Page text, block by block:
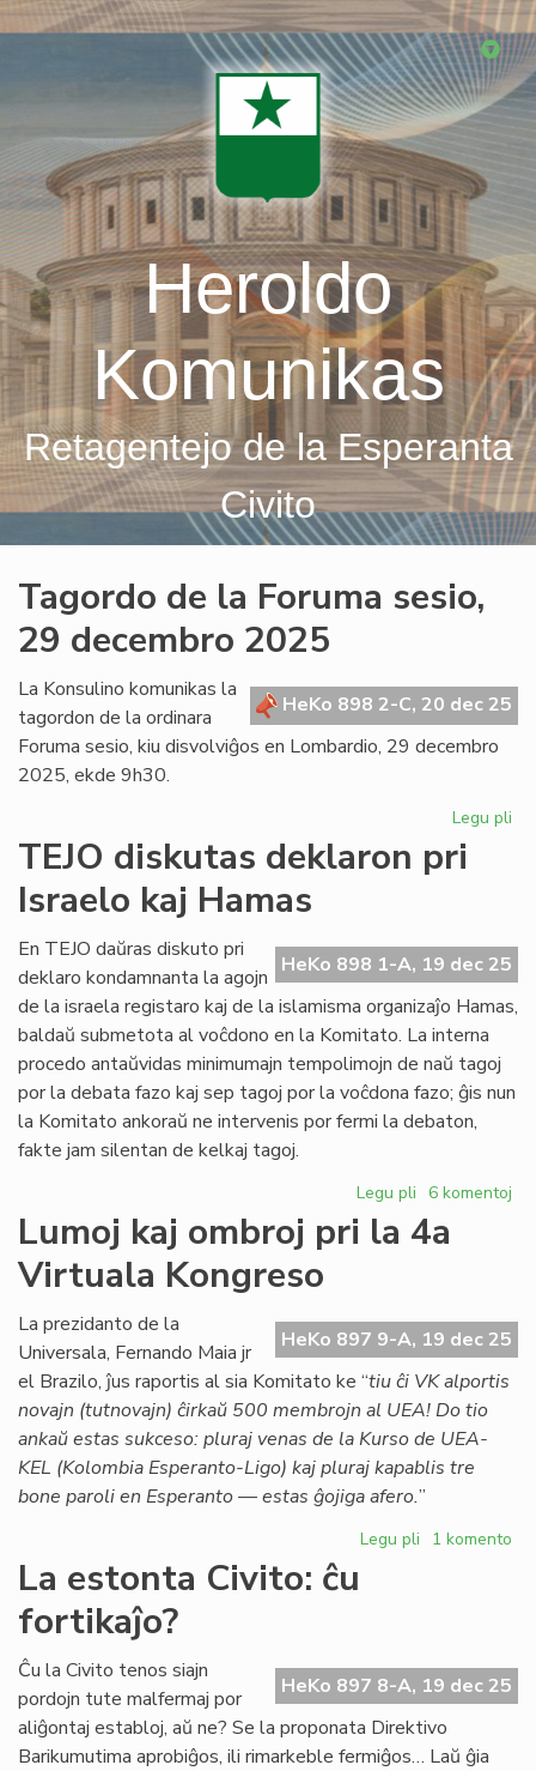
Skip
Heroldo
Komunikas
Retagentejo de la Esperanta
Civito
Tagordo de la Foruma sesio,
29 decembro 2025
HeKo 898 2-C, 20 dec 25
La Konsulino komunikas la
tagordon de la ordinara
Foruma sesio, kiu disvolviĝos en Lombardio, 29 decembro
2025, ekde 9h30.
Legu pli
TEJO diskutas deklaron pri
Israelo kaj Hamas
HeKo 898 1-A, 19 dec 25
En TEJO daŭras diskuto pri
deklaro kondamnanta la agojn
de la israela registaro kaj de la islamisma organizaĵo Hamas,
baldaŭ submetota al voĉdono en la Komitato. La interna
procedo antaŭvidas minimumajn tempolimojn de naŭ tagoj
por la debata fazo kaj sep tagoj por la voĉdona fazo; ĝis nun
la Komitato ankoraŭ ne intervenis por fermi la debaton,
fakte jam silentan de kelkaj tagoj.
Legu pli pri
TEJO
diskutas
Israelo
kaj
Hamas
6 komentoj
Lumoj kaj ombroj pri la 4a
Virtuala Kongreso
HeKo 897 9-A, 19 dec 25
La prezidanto de la
Universala, Fernando Maia jr
el Brazilo, ĵus raportis al sia Komitato ke “tiu ĉi VK alportis
novajn (tutnovajn) ĉirkaŭ 500 membrojn al UEA! Do tio
ankaŭ estas sukceso: pluraj venas de la Kurso de UEA-
KEL (Kolombia Esperanto-Ligo) kaj pluraj kapablis tre
bone paroli en Esperanto — estas ĝojiga afero.”
Legu pli pri
la
4a
Virtuala
Kongreso
1 komento
La estonta Civito: ĉu
fortikaĵo?
HeKo 897 8-A, 19 dec 25
Ĉu la Civito tenos siajn
pordojn tute malfermaj por
aliĝontaj establoj, aŭ ne? Se la proponata Direktivo
Barikumutima aprobiĝos, ili rimarkeble fermiĝos… Laŭ ĝia